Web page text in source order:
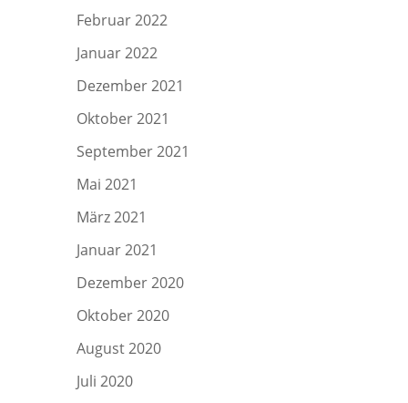
Februar 2022
Januar 2022
Dezember 2021
Oktober 2021
September 2021
Mai 2021
März 2021
Januar 2021
Dezember 2020
Oktober 2020
August 2020
Juli 2020